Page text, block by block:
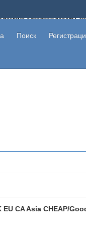
основной работы,
развод. Вы сможете начать
Поиск
EU CA Asia CHEAP/